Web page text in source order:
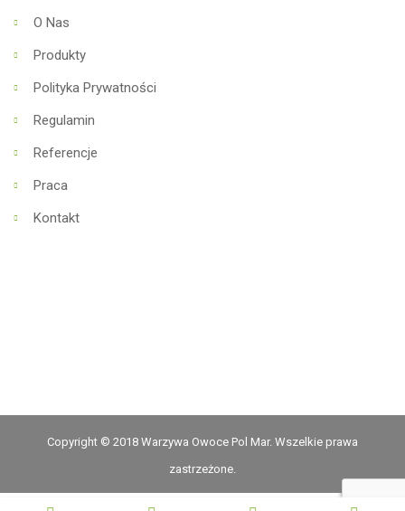
O Nas
Produkty
Polityka Prywatności
Regulamin
Referencje
Praca
Kontakt
Copyright © 2018 Warzywa Owoce Pol Mar. Wszelkie prawa
zastrzeżone.